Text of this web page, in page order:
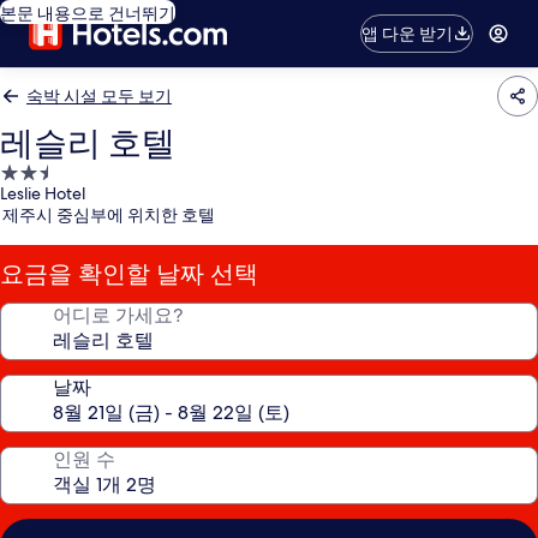
본문 내용으로 건너뛰기
앱 다운 받기
숙박 시설 모두 보기
레슬리 호텔
2.5
성
급
숙
박
시
Leslie Hotel
제주시 중심부에 위치한 호텔
요금을 확인할 날짜 선택
어디로 가세요?
날짜
인원 수